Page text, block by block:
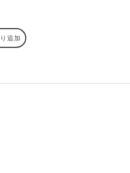
追加